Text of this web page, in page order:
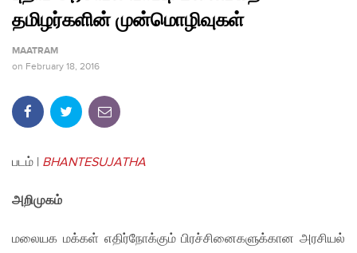
தமிழர்களின் முன்மொழிவுகள்
MAATRAM
on February 18, 2016
படம் | BHANTESUJATHA
அறிமுகம்
மலையக மக்கள் எதிர்நோக்கும் பிரச்சினைகளுக்கான அரசியல்